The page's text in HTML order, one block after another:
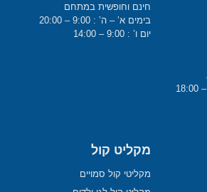
חינם וחופשית במתחם
בימים א’ – ה’ : 9:00 – 20:00
יום ו’ : 9:00 – 14:00
מקליט קול
מקליטי קול סמויים